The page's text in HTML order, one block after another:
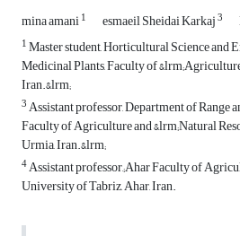
mina amani1 esmaeil Sheidai Karkaj3
1Master student, Horticultural Science and
Medicinal Plants, Faculty of
Iran.&lrm;
3Assistant professor, Department of Range
Faculty of Agriculture and &lrm;Natural
Urmia, Iran.&lrm;
4Assistant professor,;Ahar Faculty of
University of Tabriz, Ahar, Iran.